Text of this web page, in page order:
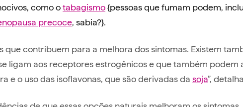
como otabagismo{pessoas que fumam podem,
precoce, sabia?}.
que contribuem para a melhora dos sintomas. Existem
ligam aos receptores estrogênicos e que também podem
e o uso das isoflavonas, que são derivadas da soja”,